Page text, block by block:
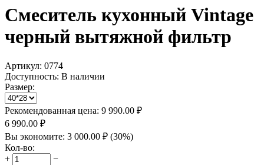
Смеситель кухонный Vintage
черный вытяжной фильтр
Артикул: 0774
Доступность: В наличии
Размер:
Рекомендованная цена: 9 990.00 ₽
6 990.00 ₽
Вы экономите: 3 000.00 ₽ (30%)
Кол-во:
+
−